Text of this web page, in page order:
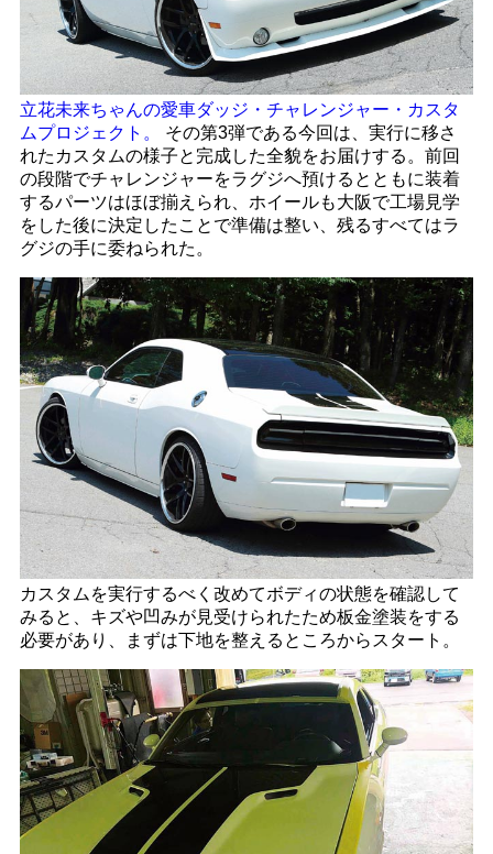
立花未来ちゃんの愛車ダッジ・チャレンジャー・カスタ
ムプロジェクト。
その第3弾である今回は、実行に移さ
れたカスタムの様子と完成した全貌をお届けする。前回
の段階でチャレンジャーをラグジへ預けるとともに装着
するパーツはほぼ揃えられ、ホイールも大阪で工場見学
をした後に決定したことで準備は整い、残るすべてはラ
グジの手に委ねられた。
カスタムを実行するべく改めてボディの状態を確認して
みると、キズや凹みが見受けられたため板金塗装をする
必要があり、まずは下地を整えるところからスタート。